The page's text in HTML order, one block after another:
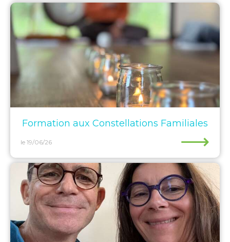
Formation aux Constellations Familiales
le 19/06/26 ⟶